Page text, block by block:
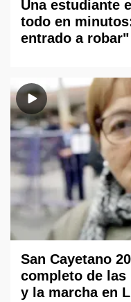
Una estudiante
todo en
entrado a robar"
San Cayetano
completo de
y la marcha en